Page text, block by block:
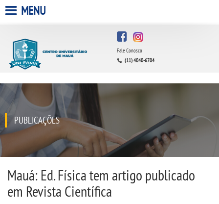
A FACULDADE
QUEM SOMOS
ESTÁGIOS
INFRAESTRUTURA
BIBLIOTECA
MENU
Fale Conosco
(11) 4040-6704
PUBLICAÇÕES
Mauá: Ed. Física tem artigo publicado
em Revista Científica